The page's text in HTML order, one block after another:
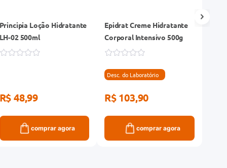
Principia Loção Hidratante
LH-02 500ml
R$ 48,99
comprar agora
Epidrat Creme Hidratante
Corporal Intensivo 500g
Desc. do Laboratório
R$ 103,90
comprar agora